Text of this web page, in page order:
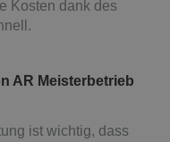
Kosten dank des
AR Meisterbetrieb
ist wichtig, dass